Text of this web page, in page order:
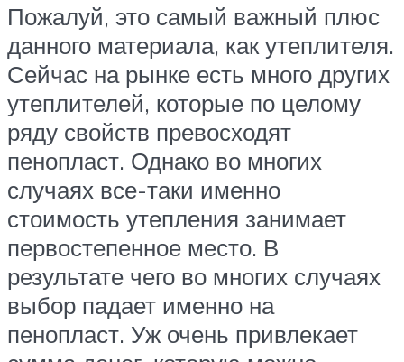
Пожалуй, это самый важный плюс
данного материала, как утеплителя.
Сейчас на рынке есть много других
утеплителей, которые по целому
ряду свойств превосходят
пенопласт. Однако во многих
случаях все-таки именно
стоимость утепления занимает
первостепенное место. В
результате чего во многих случаях
выбор падает именно на
пенопласт. Уж очень привлекает